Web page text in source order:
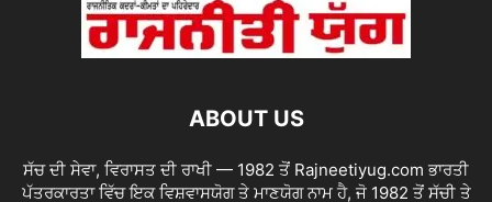
ABOUT US
ਸੱਚ ਦੀ ਸੇਵਾ, ਵਿਰਾਸਤ ਦੀ ਰਾਖੀ — 1982 ਤੋਂ Rajneetiyug.com ਭਾਰਤੀ
ਪੱਤਰਕਾਰਤਾ ਵਿੱਚ ਇਕ ਵਿਸ਼ਵਾਸਯੋਗ ਤੇ ਮਾਣਯੋਗ ਨਾਮ ਹੈ, ਜੋ 1982 ਤੋਂ ਸੱਚੀ ਤੇ